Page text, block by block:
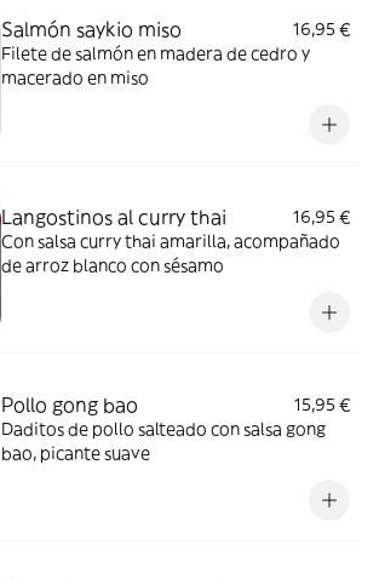
Salmón saykio miso
16,95 €
Filete de salmón en madera de cedro y
macerado en miso
Langostinos al curry thai
16,95 €
Con salsa curry thai amarilla, acompañado
de arroz blanco con sésamo
Pollo gong bao
15,95 €
Daditos de pollo salteado con salsa gong
bao, picante suave